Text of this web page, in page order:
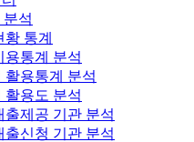
분석
황 통계
용통계 분석
활용통계 분석
활용도 분석
출제공 기관 분석
출신청 기관 분석